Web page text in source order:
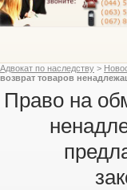
Адвокат по наследству >
возврат товаров
Право на